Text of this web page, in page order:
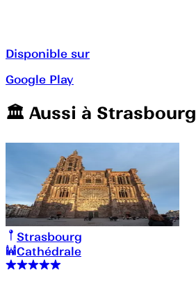
Disponible sur
Google Play
🏛️️ Aussi à Strasbourg
Strasbourg
Cathédrale